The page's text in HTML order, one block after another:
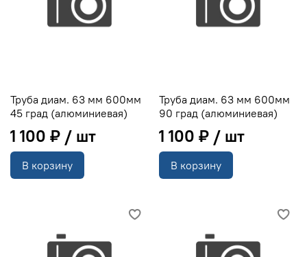
Труба диам. 63 мм 600мм
45 град (алюминиевая)
1 100 ₽
В корзину
Труба диам. 63 мм 600мм
90 град (алюминиевая)
1 100 ₽
В корзину